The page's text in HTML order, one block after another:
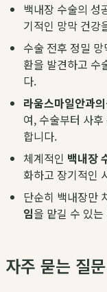
백내장 수술의 성
기적인 망막 건강
수술 전후 정밀
환을 발견하고 수
다.
라움스마일안과
여, 수술부터 사
합니다.
체계적인 백내장
화하고 장기적인
단순히 백내장만
임을 맡길 수 있
자주 묻는 질